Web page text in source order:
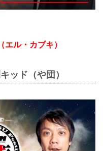
エル・カブキ）
ッド（や団）